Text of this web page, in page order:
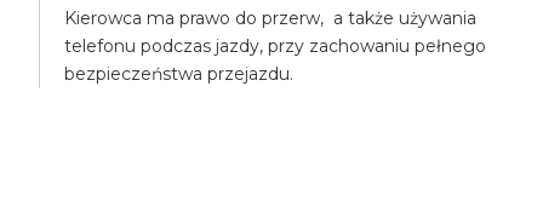
Kierowca ma prawo do przerw, a także używania
telefonu podczas jazdy, przy zachowaniu pełnego
bezpieczeństwa przejazdu.